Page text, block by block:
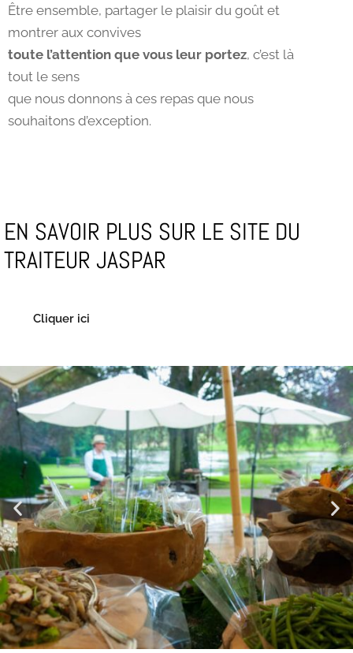
Être ensemble, partager le plaisir du goût et
montrer aux convives
toute l’attention que vous leur portez, c’est là
tout le sens
que nous donnons à ces repas que nous
souhaitons d’exception.
EN SAVOIR PLUS SUR LE SITE DU
TRAITEUR JASPAR
Cliquer ici